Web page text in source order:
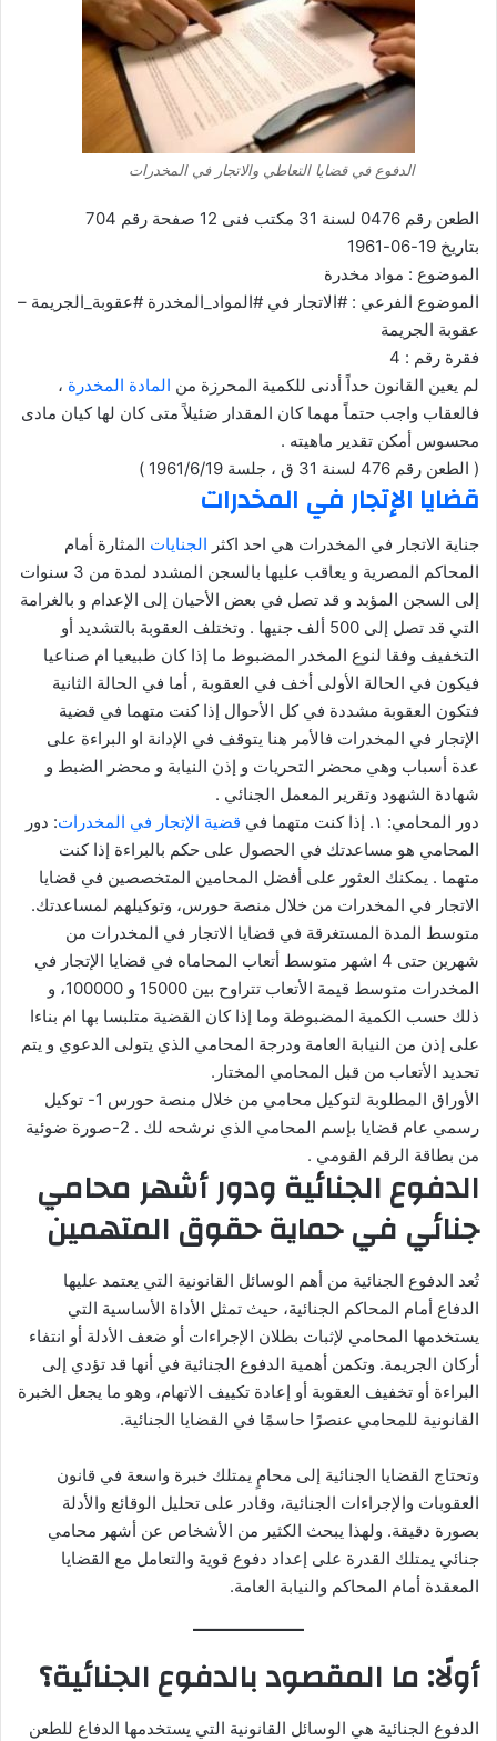
الدفوع في قضايا التعاطي والاتجار في المخدرات
الطعن رقم 0476 لسنة 31 مكتب فنى 12 صفحة رقم 704
بتاريخ 19-06-1961
الموضوع : مواد مخدرة
الموضوع الفرعي : #الاتجار في #المواد_المخدرة #عقوبة_الجريمة –
عقوبة الجريمة
فقرة رقم : 4
لم يعين القانون حداً أدنى للكمية المحرزة من المادة المخدرة ،
فالعقاب واجب حتماً مهما كان المقدار ضئيلاً متى كان لها كيان مادى
محسوس أمكن تقدير ماهيته .
( الطعن رقم 476 لسنة 31 ق ، جلسة 1961/6/19 )
قضايا الإتجار في المخدرات
جناية الاتجار في المخدرات هي احد اكثر الجنايات المثارة أمام
المحاكم المصرية و يعاقب عليها بالسجن المشدد لمدة من 3 سنوات
إلى السجن المؤبد و قد تصل في بعض الأحيان إلى الإعدام و بالغرامة
التي قد تصل إلى 500 ألف جنيها . وتختلف العقوبة بالتشديد أو
التخفيف وفقا لنوع المخدر المضبوط ما إذا كان طبيعيا ام صناعيا
فيكون في الحالة الأولى أخف في العقوبة , أما في الحالة الثانية
فتكون العقوبة مشددة في كل الأحوال إذا كنت متهما في قضية
الإتجار في المخدرات فالأمر هنا يتوقف في الإدانة او البراءة على
عدة أسباب وهي محضر التحريات و إذن النيابة و محضر الضبط و
شهادة الشهود وتقرير المعمل الجنائي .
دور المحامي: ١. إذا كنت متهما في
قضية الإتجار في المخدرات: دور
المحامي هو مساعدتك في الحصول على حكم بالبراءة إذا كنت
متهما . يمكنك العثور على أفضل المحامين المتخصصين في قضايا
الاتجار في المخدرات من خلال منصة حورس، وتوكيلهم لمساعدتك.
متوسط المدة المستغرقة في قضايا الاتجار في المخدرات من
شهرين حتى 4 اشهر متوسط أتعاب المحاماه في قضايا الإتجار في
المخدرات متوسط قيمة الأتعاب تتراوح بين 15000 و 100000، و
ذلك حسب الكمية المضبوطة وما إذا كان القضية متلبسا بها ام بناءا
على إذن من النيابة العامة ودرجة المحامي الذي يتولى الدعوي و يتم
تحديد الأتعاب من قبل المحامي المختار.
الأوراق المطلوبة لتوكيل محامي من خلال منصة حورس 1- توكيل
رسمي عام قضايا بإسم المحامي الذي نرشحه لك . 2-صورة ضوئية
من بطاقة الرقم القومي .
الدفوع الجنائية ودور أشهر محامي
جنائي في حماية حقوق المتهمين
تُعد الدفوع الجنائية من أهم الوسائل القانونية التي يعتمد عليها
الدفاع أمام المحاكم الجنائية، حيث تمثل الأداة الأساسية التي
يستخدمها المحامي لإثبات بطلان الإجراءات أو ضعف الأدلة أو انتفاء
أركان الجريمة. وتكمن أهمية الدفوع الجنائية في أنها قد تؤدي إلى
البراءة أو تخفيف العقوبة أو إعادة تكييف الاتهام، وهو ما يجعل الخبرة
القانونية للمحامي عنصرًا حاسمًا في القضايا الجنائية.
وتحتاج القضايا الجنائية إلى محامٍ يمتلك خبرة واسعة في قانون
العقوبات والإجراءات الجنائية، وقادر على تحليل الوقائع والأدلة
بصورة دقيقة. ولهذا يبحث الكثير من الأشخاص عن أشهر محامي
جنائي يمتلك القدرة على إعداد دفوع قوية والتعامل مع القضايا
المعقدة أمام المحاكم والنيابة العامة.
أولًا: ما المقصود بالدفوع الجنائية؟
الدفوع الجنائية هي الوسائل القانونية التي يستخدمها الدفاع للطعن